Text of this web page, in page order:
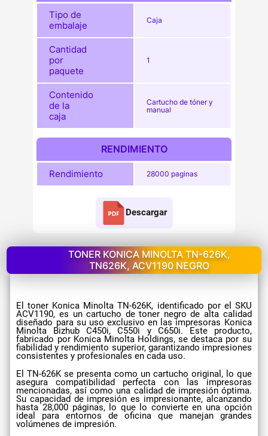
Tipo de
embalaje
Caja
Cantidad
por
paquete
1
Contenido
de la
caja
Cartucho de tóner y
manual
RENDIMIENTO
Rendimiento 28000 paginas
Descargar
TONER KONICA MINOLTA TN-626K,
TN626K, ACV1190 NEGRO
El toner Konica Minolta TN-626K, identificado por el SKU
ACV1190, es un cartucho de toner negro de alta calidad
diseñado para su uso exclusivo en las impresoras Konica
Minolta Bizhub C450i, C550i y C650i. Este producto,
fabricado por Konica Minolta Holdings, se destaca por su
fiabilidad y rendimiento superior, garantizando impresiones
consistentes y profesionales en cada uso.
El TN-626K se presenta como un cartucho original, lo que
asegura compatibilidad perfecta con las impresoras
mencionadas, así como una calidad de impresión óptima.
Su capacidad de impresión es impresionante, alcanzando
hasta 28,000 páginas, lo que lo convierte en una opción
ideal para entornos de oficina que manejan grandes
volúmenes de impresión.